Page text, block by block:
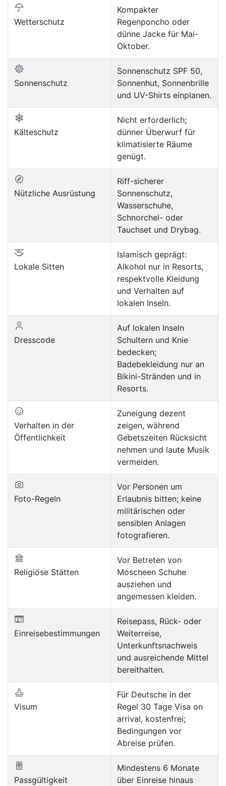
Wetterschutz
Kompakter
Regenponcho oder
dünne Jacke für Mai-
Oktober.
Sonnenschutz
Sonnenschutz SPF 50,
Sonnenhut, Sonnenbrille
und UV-Shirts einplanen.
Kälteschutz
Nicht erforderlich;
dünner Überwurf für
klimatisierte Räume
genügt.
Nützliche Ausrüstung
Riff-sicherer
Sonnenschutz,
Wasserschuhe,
Schnorchel- oder
Tauchset und Drybag.
Lokale Sitten
Islamisch geprägt:
Alkohol nur in Resorts,
respektvolle Kleidung
und Verhalten auf
lokalen Inseln.
Dresscode
Auf lokalen Inseln
Schultern und Knie
bedecken;
Badebekleidung nur an
Bikini-Stränden und in
Resorts.
Verhalten in der
Öffentlichkeit
Zuneigung dezent
zeigen, während
Gebetszeiten Rücksicht
nehmen und laute Musik
vermeiden.
Foto-Regeln
Vor Personen um
Erlaubnis bitten; keine
militärischen oder
sensiblen Anlagen
fotografieren.
Religiöse Stätten
Vor Betreten von
Moscheen Schuhe
ausziehen und
angemessen kleiden.
Einreisebestimmungen
Reisepass, Rück- oder
Weiterreise,
Unterkunftsnachweis
und ausreichende Mittel
bereithalten.
Visum
Für Deutsche in der
Regel 30 Tage Visa on
arrival, kostenfrei;
Bedingungen vor
Abreise prüfen.
Passgültigkeit
Mindestens 6 Monate
über Einreise hinaus